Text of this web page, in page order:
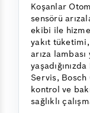
Koşanlar
sensörü
ekibi ile
yakıt
arıza
Servis, Bosch
kontrol ve
sağlıklı